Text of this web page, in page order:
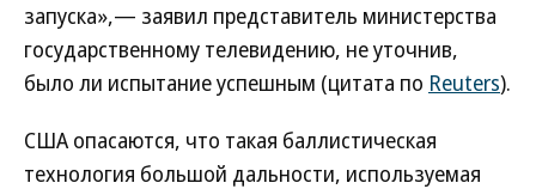
запуска»,— заявил представитель министерства
государственному телевидению, не уточнив,
было ли испытание успешным (цитата по Reuters).
США опасаются, что такая баллистическая
технология большой дальности, используемая